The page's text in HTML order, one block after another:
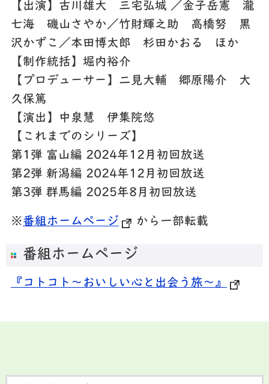
【出演】古川雄大 三宅弘城 ／金子岳憲 瀧
七海 磯山さやか／竹財輝之助 高橋努 黒
沢かずこ／本田博太郎 杉田かおる ほか
【制作統括】堀内裕介
【プロデューサー】二見大輔 郷原陽介 大
久保篤
【演出】中泉慧 伊集院悠
【これまでのシリーズ】
第1弾 富山編 2024年12月初回放送
第2弾 新潟編 2024年12月初回放送
第3弾 群馬編 2025年8月初回放送
※番組ホームページ から一部転載
番組ホームページ
『コトコト～おいしい心と出会う旅～』